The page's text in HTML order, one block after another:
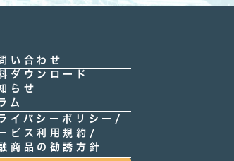
い合わせ
ダウンロード
らせ
ム
イバシーポリシー/
ビス利用規約/
商品の勧誘方針